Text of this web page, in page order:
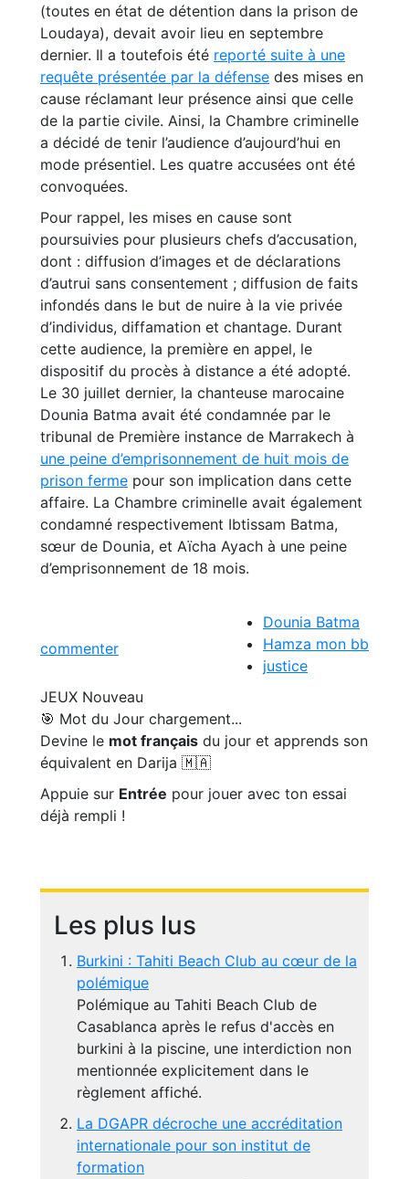
(toutes en état de détention dans la prison de
Loudaya), devait avoir lieu en septembre
dernier. Il a toutefois été reporté suite à une
requête présentée par la défense des mises en
cause réclamant leur présence ainsi que celle
de la partie civile. Ainsi, la Chambre criminelle
a décidé de tenir l’audience d’aujourd’hui en
mode présentiel. Les quatre accusées ont été
convoquées.
Pour rappel, les mises en cause sont
poursuivies pour plusieurs chefs d’accusation,
dont : diffusion d’images et de déclarations
d’autrui sans consentement ; diffusion de faits
infondés dans le but de nuire à la vie privée
d’individus, diffamation et chantage. Durant
cette audience, la première en appel, le
dispositif du procès à distance a été adopté.
Le 30 juillet dernier, la chanteuse marocaine
Dounia Batma avait été condamnée par le
tribunal de Première instance de Marrakech à
une peine d’emprisonnement de huit mois de
prison ferme pour son implication dans cette
affaire. La Chambre criminelle avait également
condamné respectivement Ibtissam Batma,
sœur de Dounia, et Aïcha Ayach à une peine
d’emprisonnement de 18 mois.
commenter
Dounia Batma
Hamza mon bb
justice
JEUX Nouveau
🎯 Mot du Jour chargement...
Devine le mot français du jour et apprends son
équivalent en Darija 🇲🇦
Appuie sur Entrée pour jouer avec ton essai
déjà rempli !
Les plus lus
Burkini : Tahiti Beach Club au cœur de la
polémique
Polémique au Tahiti Beach Club de
Casablanca après le refus d'accès en
burkini à la piscine, une interdiction non
mentionnée explicitement dans le
règlement affiché.
La DGAPR décroche une accréditation
internationale pour son institut de
formation